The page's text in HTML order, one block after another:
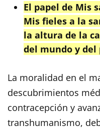
El papel de Mis
Mis fieles a la
la altura de la
del mundo y del
La moralidad en el
descubrimientos
contracepción y
transhumanismo,